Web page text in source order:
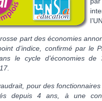
part des économies
d’indice, confirmé par le
le cycle d’économies
pour des
depuis 4 ans, à une